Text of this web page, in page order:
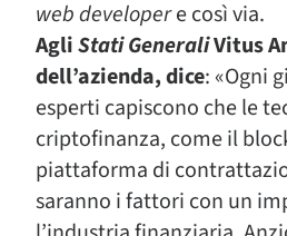
web developere così via.
AgliStati GeneraliVitus
dell’azienda, dice: «Ogni
esperti capiscono che le
criptofinanza, come il
piattaforma di
saranno i fattori con un